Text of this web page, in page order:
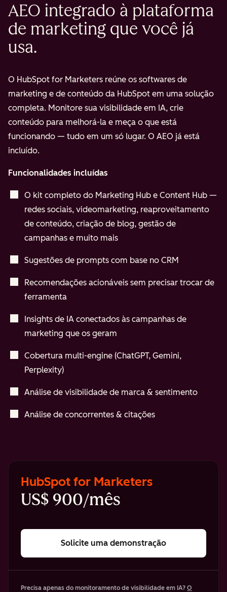
AEO integrado à plataforma
de marketing que você já
usa.
O HubSpot for Marketers reúne os softwares de
marketing e de conteúdo da HubSpot em uma solução
completa. Monitore sua visibilidade em IA, crie
conteúdo para melhorá-la e meça o que está
funcionando — tudo em um só lugar. O AEO já está
incluído.
Funcionalidades incluídas
O kit completo do Marketing Hub e Content Hub —
redes sociais, videomarketing, reaproveitamento
de conteúdo, criação de blog, gestão de
campanhas e muito mais
Sugestões de prompts com base no CRM
Recomendações acionáveis sem precisar trocar de
ferramenta
Insights de IA conectados às campanhas de
marketing que os geram
Cobertura multi-engine (ChatGPT, Gemini,
Perplexity)
Análise de visibilidade de marca & sentimento
Análise de concorrentes & citações
HubSpot for Marketers
US$ 900/mês
Solicite uma demonstração
Precisa apenas do monitoramento de visibilidade em IA? O